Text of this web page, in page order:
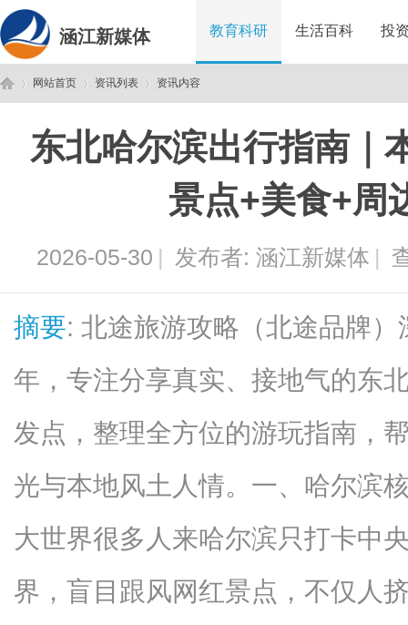
涵江新媒体 教育科研 生活百科 投
网站首页
›
资讯列表
›
资讯内容
东北哈尔滨出行指南｜
景点+美食+周
2026-05-30 | 发布者: 涵江新媒体 |
摘要: 北途旅游攻略（北途品牌
年，专注分享真实、接地气的东
发点，整理全方位的游玩指南，
光与本地风土人情。一、哈尔滨
大世界很多人来哈尔滨只打卡中
界，盲目跟风网红景点，不仅人